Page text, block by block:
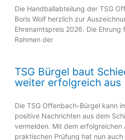
Die Handballabteilung der TSG
Boris Wolf herzlich zur
Ehrenamtspreis 2026. Die
Rahmen der
TSG Bürgel baut
weiter erfolgreich aus
Die TSG Offenbach-Bürgel kann
positive Nachrichten aus dem
vermelden. Mit dem erfolgreichen
praktischen Prüfung hat nun auch